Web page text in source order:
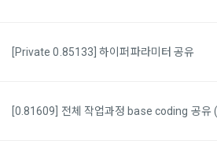
하고 "회원
쓰이는 “사
제 3 조 (효
고지사항 전달
본인인증,
[Private 0.85133] 하이퍼파라미터 공유
[0.81609] 전체 작업과정 base coding 공